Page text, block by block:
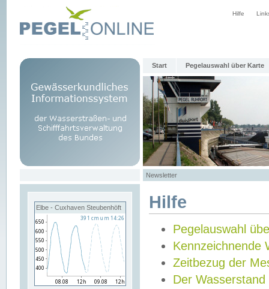
Hilfe
Start Pegelauswahl über Karte
Newsletter
Elbe - Cuxhaven Steubenhöft Hilfe
Pegelauswahl
Kennzeichnende
Zeitbezug der
Der Wasserstand